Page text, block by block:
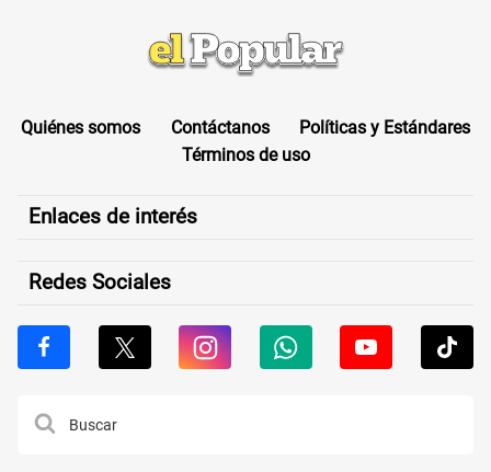
Quiénes somos Contáctanos
Políticas y Estándares
Términos de uso
Enlaces de interés
Redes Sociales